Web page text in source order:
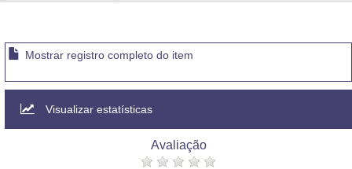
Mostrar registro completo do item
Visualizar estatísticas
Avaliação